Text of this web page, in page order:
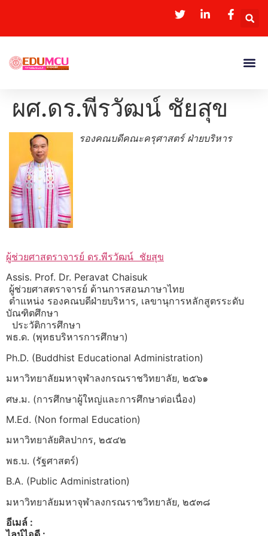
ผศ.ดร.พีรวัฒน์ ชัยสุข
รองคณบดีคณะครุศาสตร์ ฝ่ายบริหาร
ผู้ช่วยศาสตราจารย์ ดร.พีรวัฒน์ ชัยสุข
Assis. Prof. Dr. Peravat Chaisuk
ผู้ช่วยศาสตราจารย์ ด้านการสอนภาษาไทย
ตำแหน่ง รองคณบดีฝ่ายบริหาร, เลขานุการหลักสูตรระดับ
บัณฑิตศึกษา
ประวัติการศึกษา
พธ.ด. (พุทธบริหารการศึกษา)
Ph.D. (Buddhist Educational Administration)
มหาวิทยาลัยมหาจุฬาลงกรณราชวิทยาลัย, ๒๕๖๑
ศษ.ม. (การศึกษาผู้ใหญ่และการศึกษาต่อเนื่อง)
M.Ed. (Non formal Education)
มหาวิทยาลัยศิลปากร, ๒๕๔๒
พธ.บ. (รัฐศาสตร์)
B.A. (Public Administration)
มหาวิทยาลัยมหาจุฬาลงกรณราชวิทยาลัย, ๒๕๓๘
อีเมล์ :